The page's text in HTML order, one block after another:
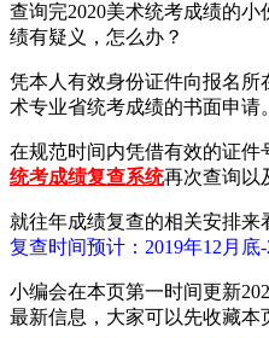
查询完2020美术统考成绩的
绩有疑义，怎么办？
凭本人有效身份证件向报名
术专业省统考成绩的书面申请。
在规范时间内凭借有效的证件
统考成绩复查系统再次查询以
就往年成绩复查的相关安排来
复查时间预计：2019年12月底
小编会在本页第一时间更新
最新信息，大家可以先收藏本